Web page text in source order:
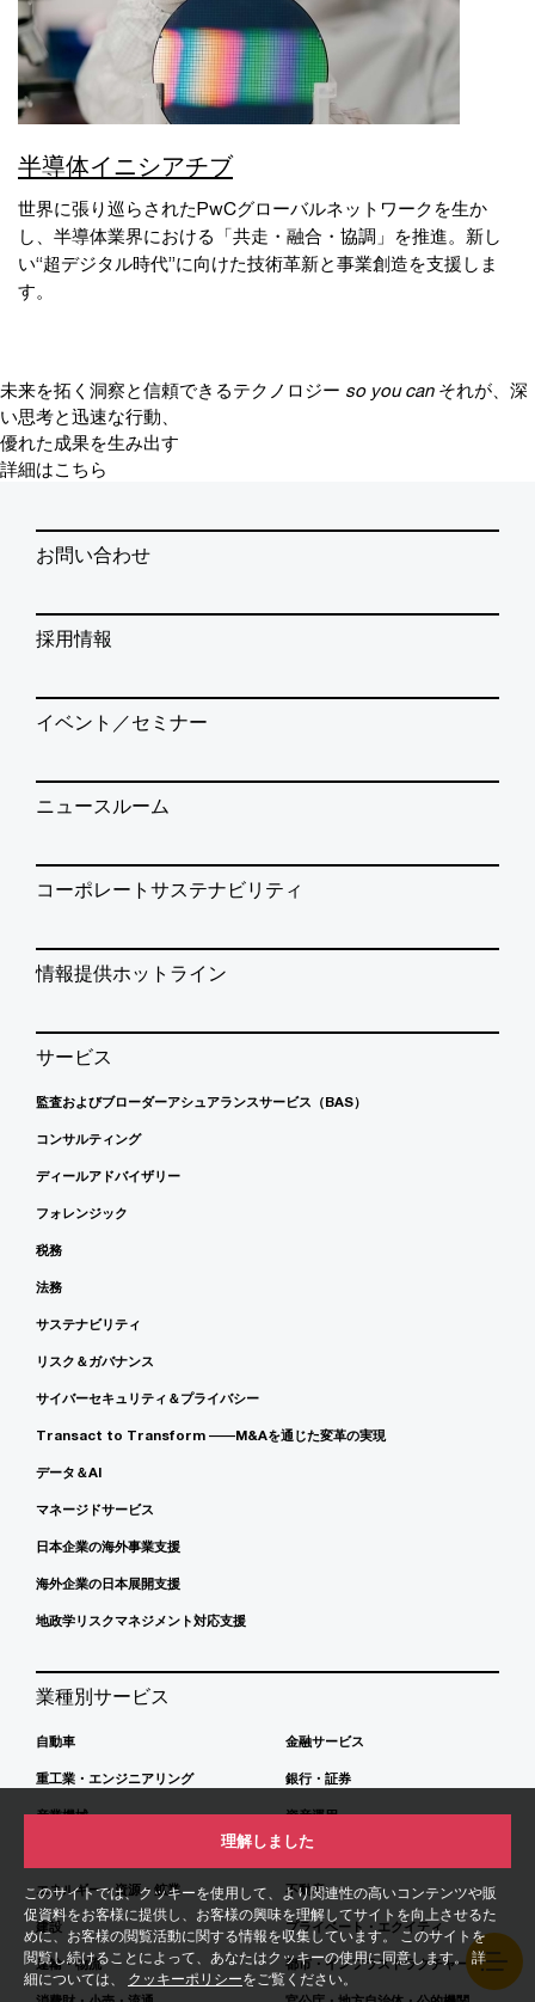
このサイトでは、クッキーを使用して、より関連性の高いコンテンツや販
促資料をお客様に提供し、お客様の興味を理解してサイトを向上させるた
めに、お客様の閲覧活動に関する情報を収集しています。 このサイトを
閲覧し続けることによって、あなたはクッキーの使用に同意します。 詳
細については、 クッキーポリシーをご覧ください。
理解しました
半導体イニシアチブ
世界に張り巡らされたPwCグローバルネットワークを生か
し、半導体業界における「共走・融合・協調」を推進。新し
い“超デジタル時代”に向けた技術革新と事業創造を支援しま
す。
未来を拓く洞察と信頼できるテクノロジー so you can それが、深
い思考と迅速な行動、
優れた成果を生み出す
詳細はこちら
お問い合わせ
採用情報
イベント／セミナー
ニュースルーム
コーポレートサステナビリティ
情報提供ホットライン
サービス
監査およびブローダーアシュアランスサービス（BAS）
コンサルティング
ディールアドバイザリー
フォレンジック
税務
法務
サステナビリティ
リスク＆ガバナンス
サイバーセキュリティ＆プライバシー
Transact to Transform ――M&Aを通じた変革の実現
データ＆AI
マネージドサービス
日本企業の海外事業支援
海外企業の日本展開支援
地政学リスクマネジメント対応支援
業種別サービス
自動車
重工業・エンジニアリング
産業機械
エネルギー・資源・鉱業
建設
運輸・物流
金融サービス
銀行・証券
資産運用
保険
不動産
プライベート・エクイティ
都市・インフラストラクチャー